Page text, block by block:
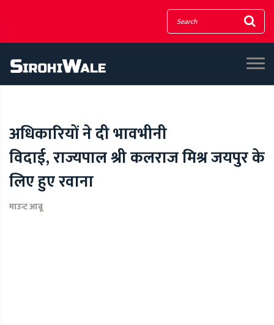
अधिकारियों ने दी भावभीनी
विदाई, राज्यपाल श्री कलराज मिश्र जयपुर के
लिए हुए रवाना
माउन्ट आबू